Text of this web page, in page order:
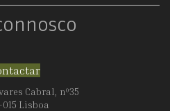
Cabral, nº35
015 Lisboa